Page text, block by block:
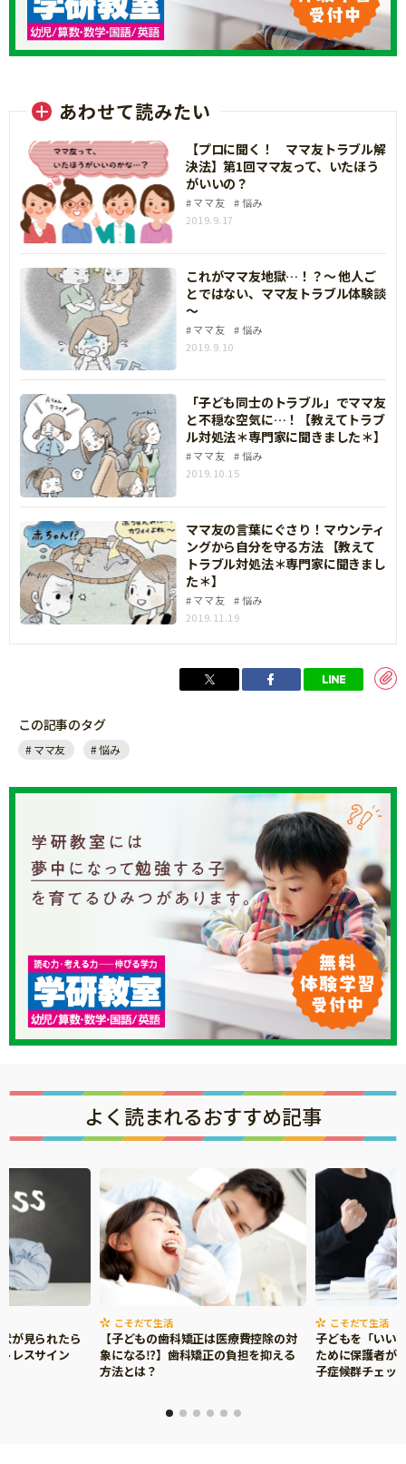
あわせて読みたい
【プロに聞く！ ママ友トラブル解
決法】第1回ママ友って、いたほう
がいいの？
ママ友
悩み
2019.9.17
これがママ友地獄…！？～ 他人ご
とではない、ママ友トラブル体験談
～
ママ友
悩み
2019.9.10
「子ども同士のトラブル」でママ友
と不穏な空気に…！【教えてトラブ
ル対処法＊専門家に聞きました＊】
ママ友
悩み
2019.10.15
ママ友の言葉にぐさり！マウンティ
ングから自分を守る方法 【教えて
トラブル対処法＊専門家に聞きまし
た＊】
ママ友
悩み
2019.11.19
この記事のタグ
ママ友 悩み
よく読まれるおすすめ記事
が見られたら
レスサイン
こそだて生活
【子どもの歯科矯正は医療費控除の対
象になる⁉】歯科矯正の負担を抑える
方法とは？
こそだて生活
子どもを「いい
ために保護者が
子症候群チェッ